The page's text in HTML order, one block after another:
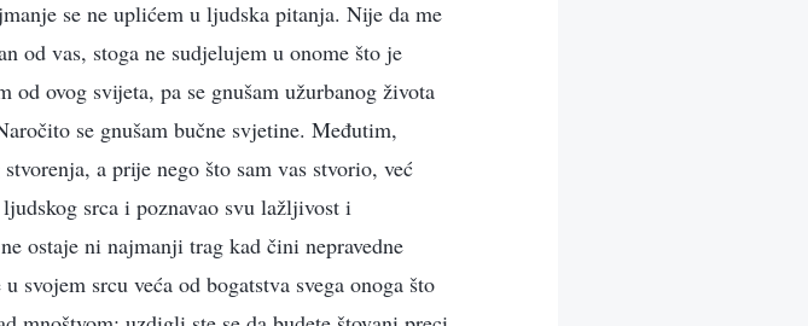
se ne uplićem u ljudska pitanja. Nije da me
od vas, stoga ne sudjelujem u onome što je
od ovog svijeta, pa se gnušam užurbanog života
se gnušam bučne svjetine. Međutim,
a prije nego što sam vas stvorio, već
srca i poznavao svu lažljivost i
ostaje ni najmanji trag kad čini nepravedne
svojem srcu veća od bogatstva svega onoga što